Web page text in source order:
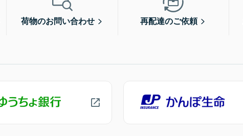
荷物のお問い合わせ 再配達のご依頼